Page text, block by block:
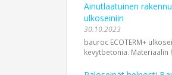
Ainutlaatuinen
ulkoseiniin
30.10.2023
bauroc ECOTERM+
kevytbetonia. Materiaalin